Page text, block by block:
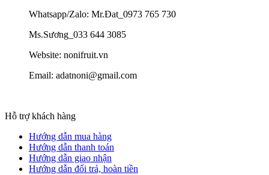
Whatsapp/Zalo: Mr.Đat_0973 765 730
Ms.Sương_033 644 3085
Website: nonifruit.vn
Email: adatnoni@gmail.com
Hỗ trợ khách hàng
Hướng dẫn mua hàng
Hướng dẫn thanh toán
Hướng dẫn giao nhận
Hướng dẫn đổi trả, hoàn tiền